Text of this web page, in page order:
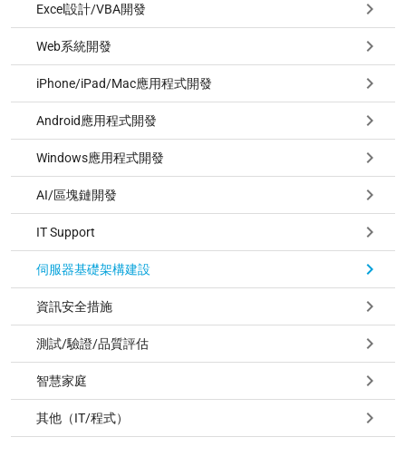
Excel設計/VBA開發
Web系統開發
iPhone/iPad/Mac應用程式開發
Android應用程式開發
Windows應用程式開發
AI/區塊鏈開發
IT Support
伺服器基礎架構建設
資訊安全措施
測試/驗證/品質評估
智慧家庭
其他（IT/程式）